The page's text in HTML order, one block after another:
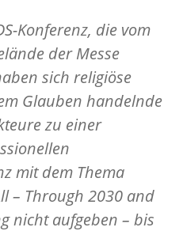
Konferenz, die vom
der Messe
sich religiöse
Glauben handelnde
zu einer
mit dem Thema
– Through 2030 and
nicht aufgeben – bis